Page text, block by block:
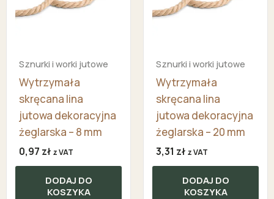
Sznurki i worki jutowe
Wytrzymała
skręcana lina
jutowa dekoracyjna
żeglarska – 8 mm
0,97 zł z VAT
DODAJ DO
KOSZYKA
Sznurki i worki jutowe
Wytrzymała
skręcana lina
jutowa dekoracyjna
żeglarska – 20 mm
3,31 zł z VAT
DODAJ DO
KOSZYKA